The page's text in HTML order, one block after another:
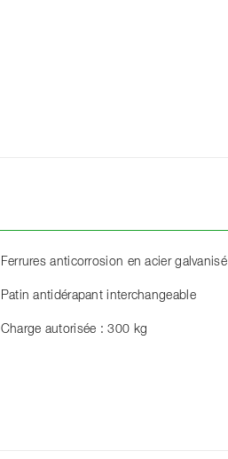
Ferrures anticorrosion en acier galvanisé
Patin antidérapant interchangeable
Charge autorisée : 300 kg